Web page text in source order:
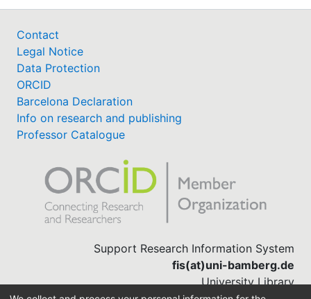
Contact
Legal Notice
Data Protection
ORCID
Barcelona Declaration
Info on research and publishing
Professor Catalogue
Support Research Information System
fis(at)uni-bamberg.de
University Library